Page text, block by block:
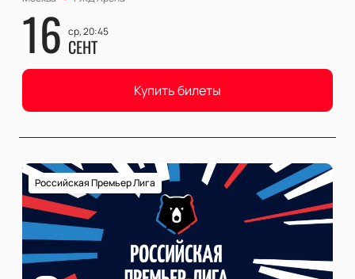
16 ср, 20:45
СЕНТ
Купить билеты
Российская Премьер Лига